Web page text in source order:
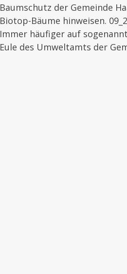
Baumschutz der Gemeinde
Biotop-Bäume hinweisen.
Immer häufiger auf
Eule des Umweltamts der